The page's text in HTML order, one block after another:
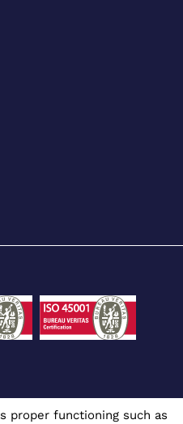
proper functioning such as